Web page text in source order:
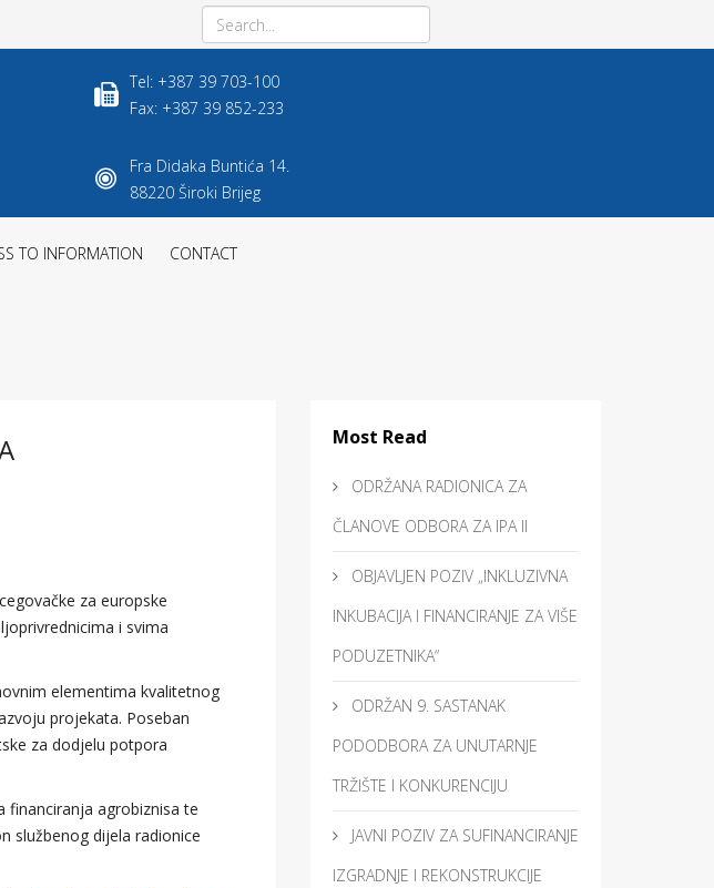
Tel: +387 39 703-100
Fax: +387 39 852-233
Fra Didaka Buntića 14.
88220 Široki Brijeg
TO INFORMATION CONTACT
za europske
i svima
elementima kvalitetnog
projekata. Poseban
za dodjelu potpora
agrobiznisa te
službenog dijela radionice
Most Read
ODRŽANA RADIONICA ZA
ČLANOVE ODBORA ZA IPA II
OBJAVLJEN POZIV „INKLUZIVNA
INKUBACIJA I FINANCIRANJE ZA VIŠE
PODUZETNIKA“
ODRŽAN 9. SASTANAK
PODODBORA ZA UNUTARNJE
TRŽIŠTE I KONKURENCIJU
JAVNI POZIV ZA SUFINANCIRANJE
IZGRADNJE I REKONSTRUKCIJE